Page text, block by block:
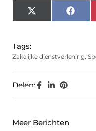
X
(Twitter)
Tags:
Zakelijke dienstverlening,
Delen:
Meer Berichten